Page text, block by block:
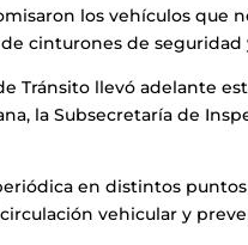
los vehículos
cinturones de seguridad
Tránsito llevó adelante
la Subsecretaría de
en distintos
vehicular y